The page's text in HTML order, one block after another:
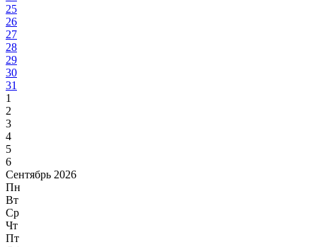
25
26
27
28
29
30
31
1
2
3
4
5
6
Сентябрь 2026
Пн
Вт
Ср
Чт
Пт